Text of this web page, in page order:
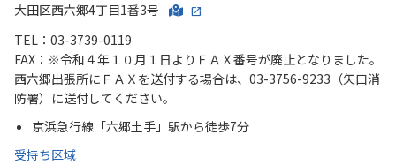
大田区西六郷4丁目1番3号
TEL：03-3739-0119
FAX：※令和４年１０月１日よりＦＡＸ番号が廃止となりました。
西六郷出張所にＦＡＸを送付する場合は、03-3756-9233（矢口消
防署）に送付してください。
京浜急行線「六郷土手」駅から徒歩7分
受持ち区域